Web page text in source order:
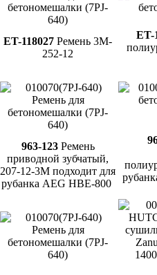
ET-118027 Ремень 3M-
252-12
ET-
963-123Ремень
приводной зубчатый,
207-12-3М подходит для
рубанка AEG HBE-800